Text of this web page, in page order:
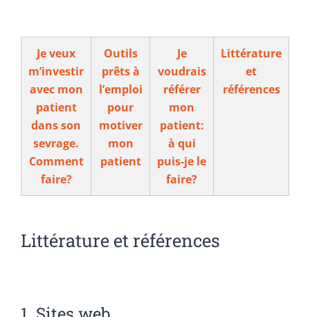
Je veux
m’investir
avec mon
patient
dans son
sevrage.
Comment
faire?
Outils
prêts à
l’emploi
pour
motiver
mon
patient
Je
voudrais
référer
mon
patient:
à qui
puis-je le
faire?
Littérature
et
références
Littérature et références